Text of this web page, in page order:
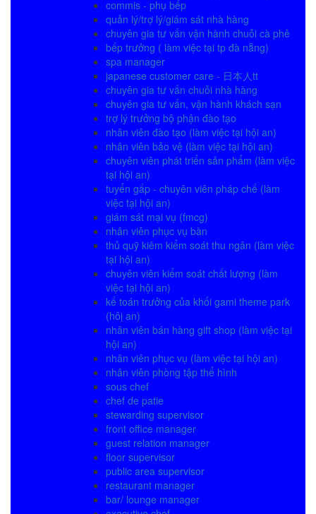
commis - phụ bếp
quản lý/trợ lý/giám sát nhà hàng
chuyên gia tư vấn vận hành chuỗi cà phê
bếp trưởng ( làm việc tại tp đà nẵng)
spa manager
japanese customer care - 日本人tt
chuyên gia tư vấn chuỗi nhà hàng
chuyên gia tư vấn, vận hành khách sạn
trợ lý trưởng bộ phận đào tạo
nhân viên đào tạo (làm việc tại hội an)
nhân viên bảo vệ (làm việc tại hội an)
chuyên viên phát triển sản phẩm (làm việc
tại hội an)
tuyển gấp - chuyên viên pháp chế (làm
việc tại hội an)
giám sát mại vụ (fmcg)
nhân viên phục vụ bàn
thủ quỹ kiêm kiểm soát thu ngân (làm việc
tại hội an)
chuyên viên kiểm soát chất lượng (làm
việc tại hội an)
kế toán trưởng của khối gami theme park
(hôị an)
nhân viên bán hàng gift shop (làm việc tại
hội an)
nhân viên phục vụ (làm việc tại hội an)
nhân viên phòng tập thể hình
sous chef
chef de patie
stewarding supervisor
front office manager
guest relation manager
floor supervisor
public area supervisor
restaurant manager
bar/ lounge manager